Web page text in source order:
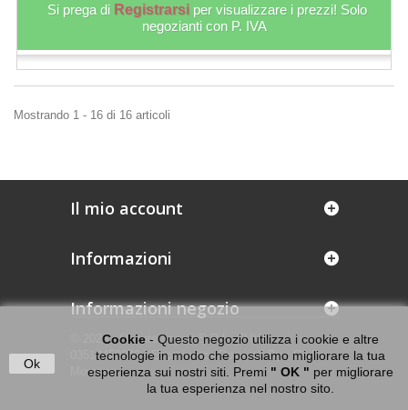
Ok
Cookie - Questo negozio utilizza i cookie e altre
tecnologie in modo che possiamo migliorare la tua
esperienza sui nostri siti. Premi " OK " per migliorare
la tua esperienza nel nostro sito.
Si prega di Registrarsi per visualizzare i prezzi! Solo
negozianti con P. IVA
Mostrando 1 - 16 di 16 articoli
Il mio account
Informazioni
© 2026 - Oriente Import S.R.L - P.IVA
03514450240 - Ecommerce Powered By : Giulio
Moresco
Informazioni negozio